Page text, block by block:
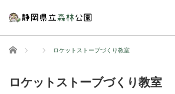
ホーム ロケットストーブづくり教室
ロケットストーブづくり教室